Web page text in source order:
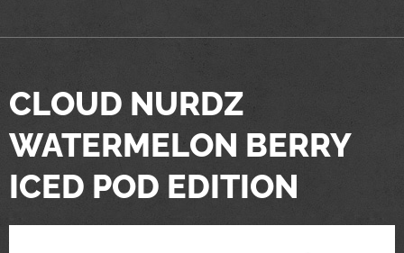
CLOUD NURDZ
WATERMELON BERRY
ICED POD EDITION